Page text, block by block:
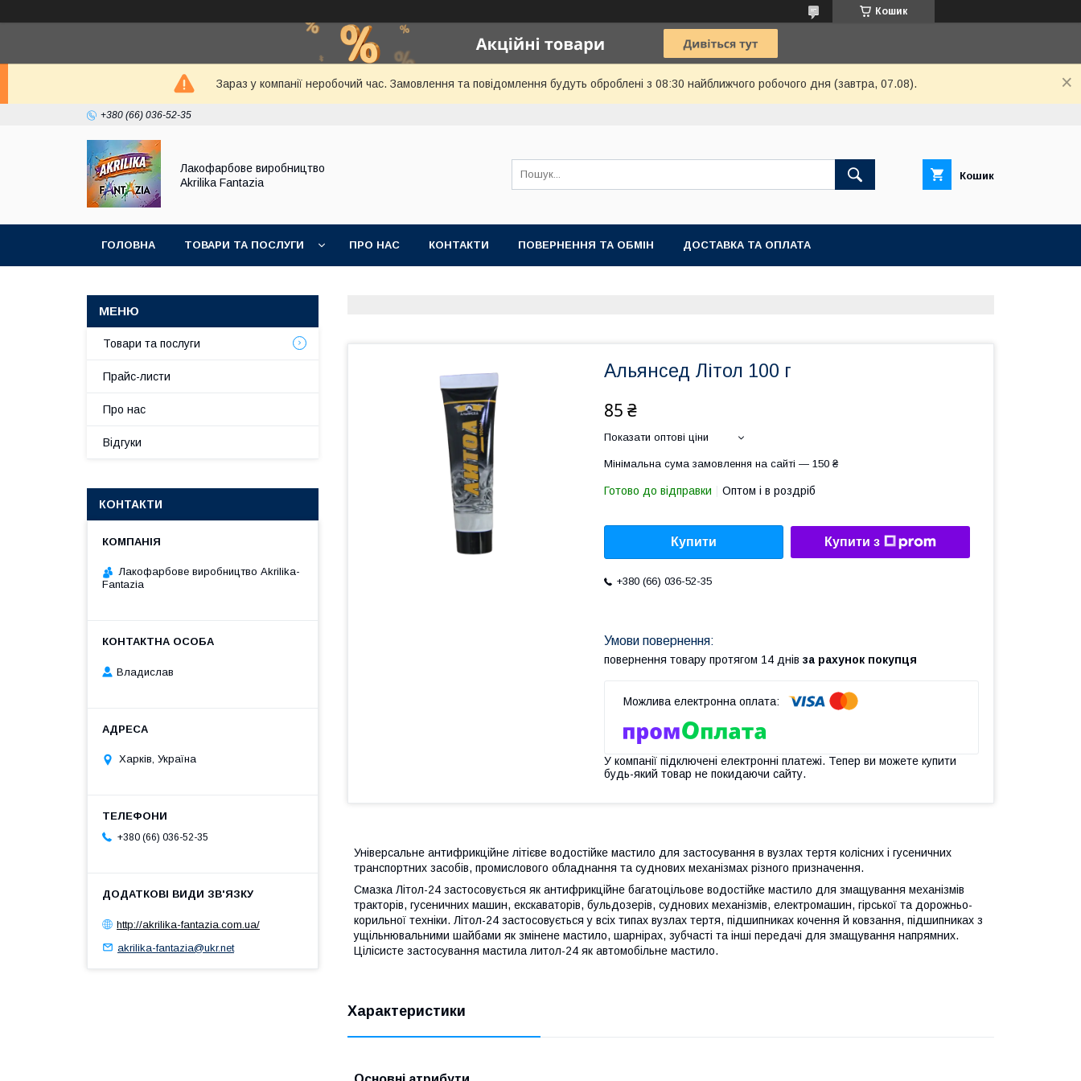
Кошик
Зараз у компанії неробочий час. Замовлення та повідомлення будуть оброблені з 08:30 найближчого робочого дня (завтра, 07.08).
+380 (66) 036-52-35
Лакофарбове виробництво
Akrilika Fantazia
Кошик
ГОЛОВНА ТОВАРИ ТА ПОСЛУГИ ПРО НАС КОНТАКТИ ПОВЕРНЕННЯ ТА ОБМІН ДОСТАВКА ТА ОПЛАТА
Альянсед Літол 100 г
85 ₴
Показати оптові ціни
Мінімальна сума замовлення на сайті — 150 ₴
Готово до відправки Оптом і в роздріб
Купити Купити з
+380 (66) 036-52-35
повернення товару протягом 14 днів за рахунок покупця
У компанії підключені електронні платежі. Тепер ви можете купити
будь-який товар не покидаючи сайту.
Універсальне антифрикційне літієве водостійке мастило для застосування в вузлах тертя колісних і гусеничних
транспортних засобів, промислового обладнання та суднових механізмах різного призначення.
Смазка Літол-24 застосовується як антифрикційне багатоцільове водостійке мастило для змащування механізмів
тракторів, гусеничних машин, екскаваторів, бульдозерів, суднових механізмів, електромашин, гірської та дорожньо-
корильної техніки. Літол-24 застосовується у всіх типах вузлах тертя, підшипниках кочення й ковзання, підшипниках з
ущільнювальними шайбами як змінене мастило, шарнірах, зубчасті та інші передачі для змащування напрямних.
Цілісисте застосування мастила литол-24 як автомобільне мастило.
Характеристики
Товари та послуги
Прайс-листи
Про нас
Відгуки
КОНТАКТИ
Лакофарбове виробництво Akrilika-
Fantazia
Владислав
Харків, Україна
+380 (66) 036-52-35
http://akrilika-fantazia.com.ua/
akrilika-fantazia@ukr.net